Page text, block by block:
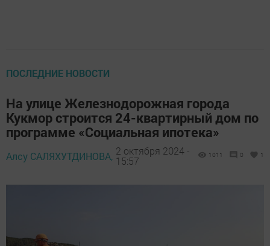
ПОСЛЕДНИЕ НОВОСТИ
На улице Железнодорожная города
Кукмор строится 24-квартирный дом по
программе «Социальная ипотека»
Алсу САЛЯХУТДИНОВА, 2 октября 2024 -
15:57
1011 0 1